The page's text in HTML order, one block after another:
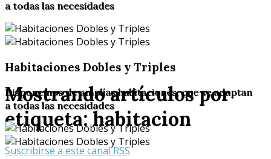
a todas las necesidades
Habitaciones Dobles y Triples
Disponemos de amplías habitaciones, que se adaptan
a todas las necesidades
Mostrando artículos por
etiqueta: habitacion
Suscribirse a este canal RSS